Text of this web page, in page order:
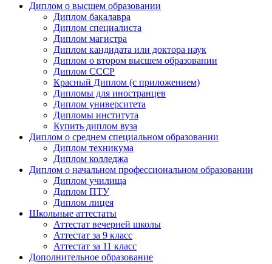
Диплом о высшем образовании
Диплом бакалавра
Диплом специалиста
Диплом магистра
Диплом кандидата или доктора наук
Диплом о втором высшем образовании
Диплом СССР
Красный Диплом (с приложением)
Дипломы для иностранцев
Диплом университета
Дипломы института
Купить диплом вуза
Диплом о среднем специальном образовании
Диплом техникума
Диплом колледжа
Диплом о начальном профессиональном oбразовании
Диплом училища
Диплом ПТУ
Диплом лицея
Школьные аттестаты
Аттестат вечерней школы
Аттестат за 9 класс
Аттестат за 11 класс
Дополнительное образование